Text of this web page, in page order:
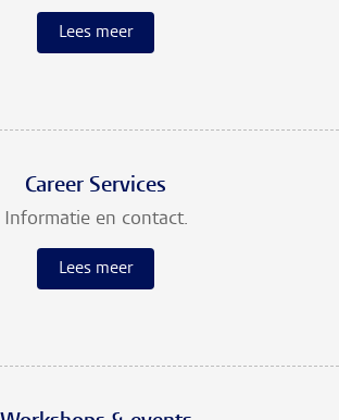
Lees meer
Career Services
Informatie en contact.
Lees meer